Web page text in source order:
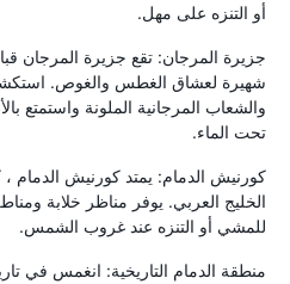
أو التنزه على مهل.
جزيرة المرجان: تقع جزيرة المرجان
شهيرة لعشاق الغطس والغوص. استكشف
والشعاب المرجانية الملونة واستمتع
تحت الماء.
كورنيش الدمام: يمتد كورنيش الدمام
الخليج العربي. يوفر مناظر خلابة
للمشي أو التنزه عند غروب الشمس.
منطقة الدمام التاريخية: انغمس في